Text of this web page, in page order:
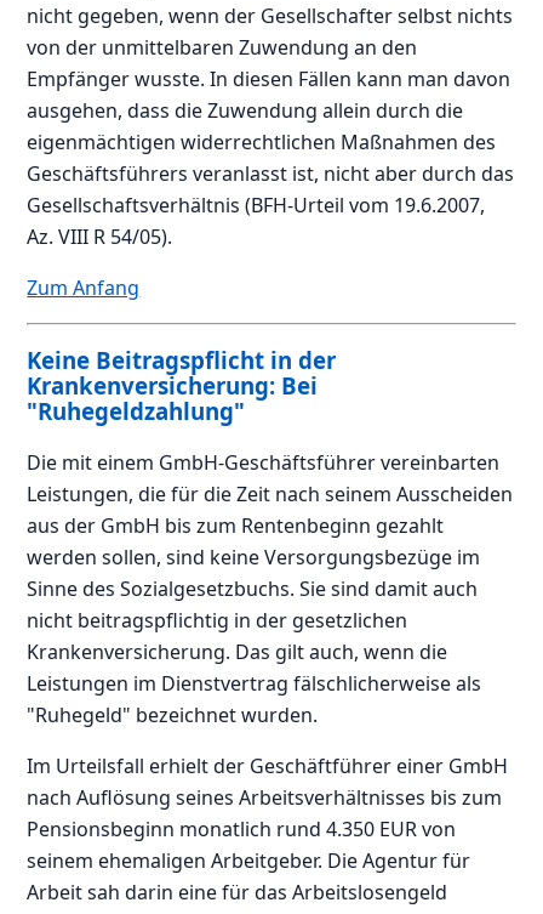
nicht gegeben, wenn der Gesellschafter selbst nichts
von der unmittelbaren Zuwendung an den
Empfänger wusste. In diesen Fällen kann man davon
ausgehen, dass die Zuwendung allein durch die
eigenmächtigen widerrechtlichen Maßnahmen des
Geschäftsführers veranlasst ist, nicht aber durch das
Gesellschaftsverhältnis (BFH-Urteil vom 19.6.2007,
Az. VIII R 54/05).
Zum Anfang
Keine Beitragspflicht in der
Krankenversicherung: Bei
"Ruhegeldzahlung"
Die mit einem GmbH-Geschäftsführer vereinbarten
Leistungen, die für die Zeit nach seinem Ausscheiden
aus der GmbH bis zum Rentenbeginn gezahlt
werden sollen, sind keine Versorgungsbezüge im
Sinne des Sozialgesetzbuchs. Sie sind damit auch
nicht beitragspflichtig in der gesetzlichen
Krankenversicherung. Das gilt auch, wenn die
Leistungen im Dienstvertrag fälschlicherweise als
"Ruhegeld" bezeichnet wurden.
Im Urteilsfall erhielt der Geschäftführer einer GmbH
nach Auflösung seines Arbeitsverhältnisses bis zum
Pensionsbeginn monatlich rund 4.350 EUR von
seinem ehemaligen Arbeitgeber. Die Agentur für
Arbeit sah darin eine für das Arbeitslosengeld